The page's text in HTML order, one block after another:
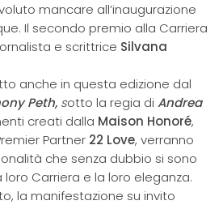
mancare all’inaugurazione
Il secondo premio alla Carriera
e scrittrice Silvana
anche in questa edizione dal
Peth,sotto la regia di Andrea
creati dalla Maison Honoré,
Partner 22 Love, verranno
che senza dubbio si sono
Carriera e la loro eleganza.
la manifestazione su invito